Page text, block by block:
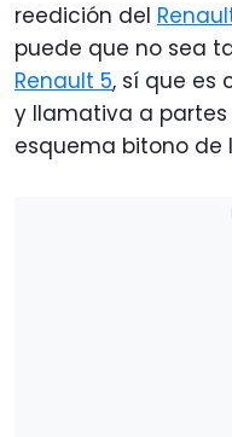
reedición del
puede que no sea
Renault 5, sí que es
y llamativa a
esquema bitono de